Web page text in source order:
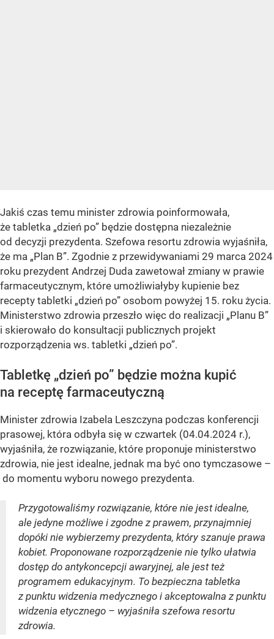
Jakiś czas temu minister zdrowia poinformowała,
że tabletka „dzień po” będzie dostępna niezależnie
od decyzji prezydenta. Szefowa resortu zdrowia wyjaśniła,
że ma „Plan B”. Zgodnie z przewidywaniami 29 marca 2024
roku prezydent Andrzej Duda zawetował zmiany w prawie
farmaceutycznym, które umożliwiałyby kupienie bez
recepty tabletki „dzień po” osobom powyżej 15. roku życia.
Ministerstwo zdrowia przeszło więc do realizacji „Planu B”
i skierowało do konsultacji publicznych projekt
rozporządzenia ws. tabletki „dzień po”.
Tabletkę „dzień po” będzie można kupić
na receptę farmaceutyczną
Minister zdrowia Izabela Leszczyna podczas konferencji
prasowej, która odbyła się w czwartek (04.04.2024 r.),
wyjaśniła, że rozwiązanie, które proponuje ministerstwo
zdrowia, nie jest idealne, jednak ma być ono tymczasowe –
do momentu wyboru nowego prezydenta.
Przygotowaliśmy rozwiązanie, które nie jest idealne,
ale jedyne możliwe i zgodne z prawem, przynajmniej
dopóki nie wybierzemy prezydenta, który szanuje prawa
kobiet. Proponowane rozporządzenie nie tylko ułatwia
dostęp do antykoncepcji awaryjnej, ale jest też
programem edukacyjnym. To bezpieczna tabletka
z punktu widzenia medycznego i akceptowalna z punktu
widzenia etycznego – wyjaśniła szefowa resortu
zdrowia.